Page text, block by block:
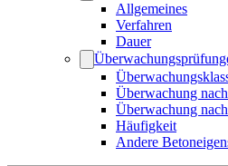
Allgemeines
Verfahren
Dauer
Überwachung
Überwachung
Häufigkeit
Andere